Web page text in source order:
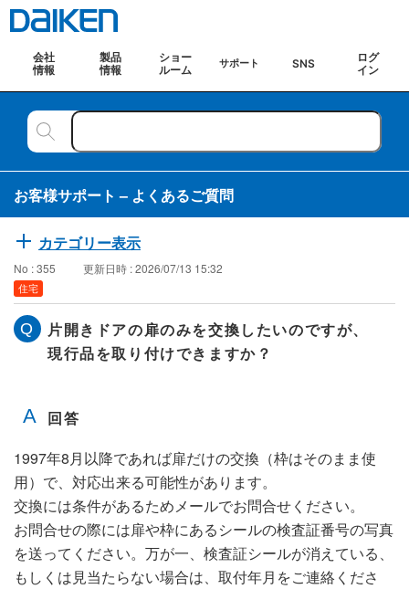
会社
情報
製品
情報
ショー
ルーム
サポート SNS
ログ
イン
お客様サポート – よくあるご質問
カテゴリー表示
No : 355 更新日時 : 2026/07/13 15:32
住宅
片開きドアの扉のみを交換したいのですが、
現行品を取り付けできますか？
1997年8月以降であれば扉だけの交換（枠はそのまま使
用）で、対応出来る可能性があります。
交換には条件があるためメールでお問合せください。
お問合せの際には扉や枠にあるシールの検査証番号の写真
を送ってください。万が一、検査証シールが消えている、
もしくは見当たらない場合は、取付年月をご連絡くださ